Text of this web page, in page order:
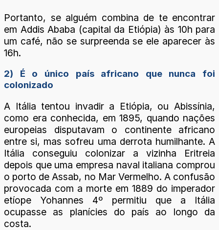
Portanto, se alguém combina de te encontrar
em Addis Ababa (capital da Etiópia) às 10h para
um café, não se surpreenda se ele aparecer às
16h.
2) É o único país africano que nunca foi
colonizado
A Itália tentou invadir a Etiópia, ou Abissínia,
como era conhecida, em 1895, quando nações
europeias disputavam o continente africano
entre si, mas sofreu uma derrota humilhante. A
Itália conseguiu colonizar a vizinha Eritreia
depois que uma empresa naval italiana comprou
o porto de Assab, no Mar Vermelho. A confusão
provocada com a morte em 1889 do imperador
etíope Yohannes 4º permitiu que a Itália
ocupasse as planícies do país ao longo da
costa.